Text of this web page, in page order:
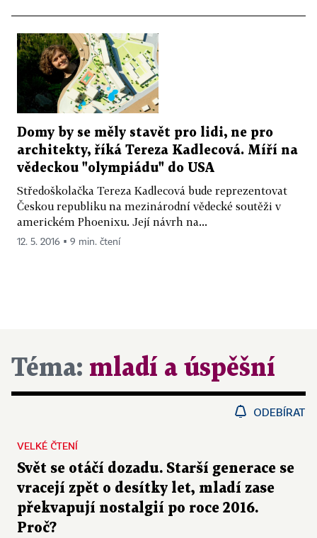
Domy by se měly stavět pro lidi, ne pro
architekty, říká Tereza Kadlecová. Míří na
vědeckou "olympiádu" do USA
Středoškolačka Tereza Kadlecová bude reprezentovat
Českou republiku na mezinárodní vědecké soutěži v
americkém Phoenixu. Její návrh na...
12. 5. 2016 ▪ 9 min. čtení
Téma: mladí a úspěšní
ODEBÍRAT
Svět se otáčí dozadu. Starší generace se
vracejí zpět o desítky let, mladí zase
překvapují nostalgií po roce 2016.
Proč?
VELKÉ ČTENÍ